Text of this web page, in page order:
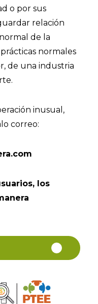
o por sus
relación
de la
normales
de una industria
inusual,
correo:
los